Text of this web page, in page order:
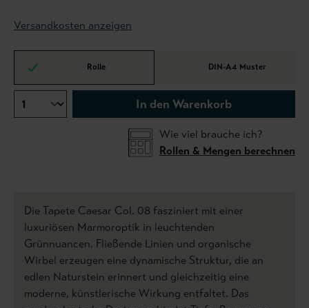
Versandkosten anzeigen
Rolle DIN-A4 Muster
In den Warenkorb
Wie viel brauche ich?
Rollen & Mengen berechnen
Die Tapete Caesar Col. 08 fasziniert mit einer
luxuriösen Marmoroptik in leuchtenden
Grünnuancen. Fließende Linien und organische
Wirbel erzeugen eine dynamische Struktur, die an
edlen Naturstein erinnert und gleichzeitig eine
moderne, künstlerische Wirkung entfaltet. Das